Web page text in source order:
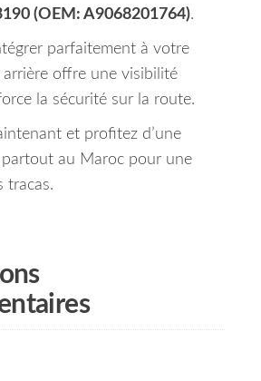
(OEM: A9068201764).
parfaitement à votre
arrière offre une visibilité
la sécurité sur la route.
et profitez d’une
partout au Maroc pour une
tracas.